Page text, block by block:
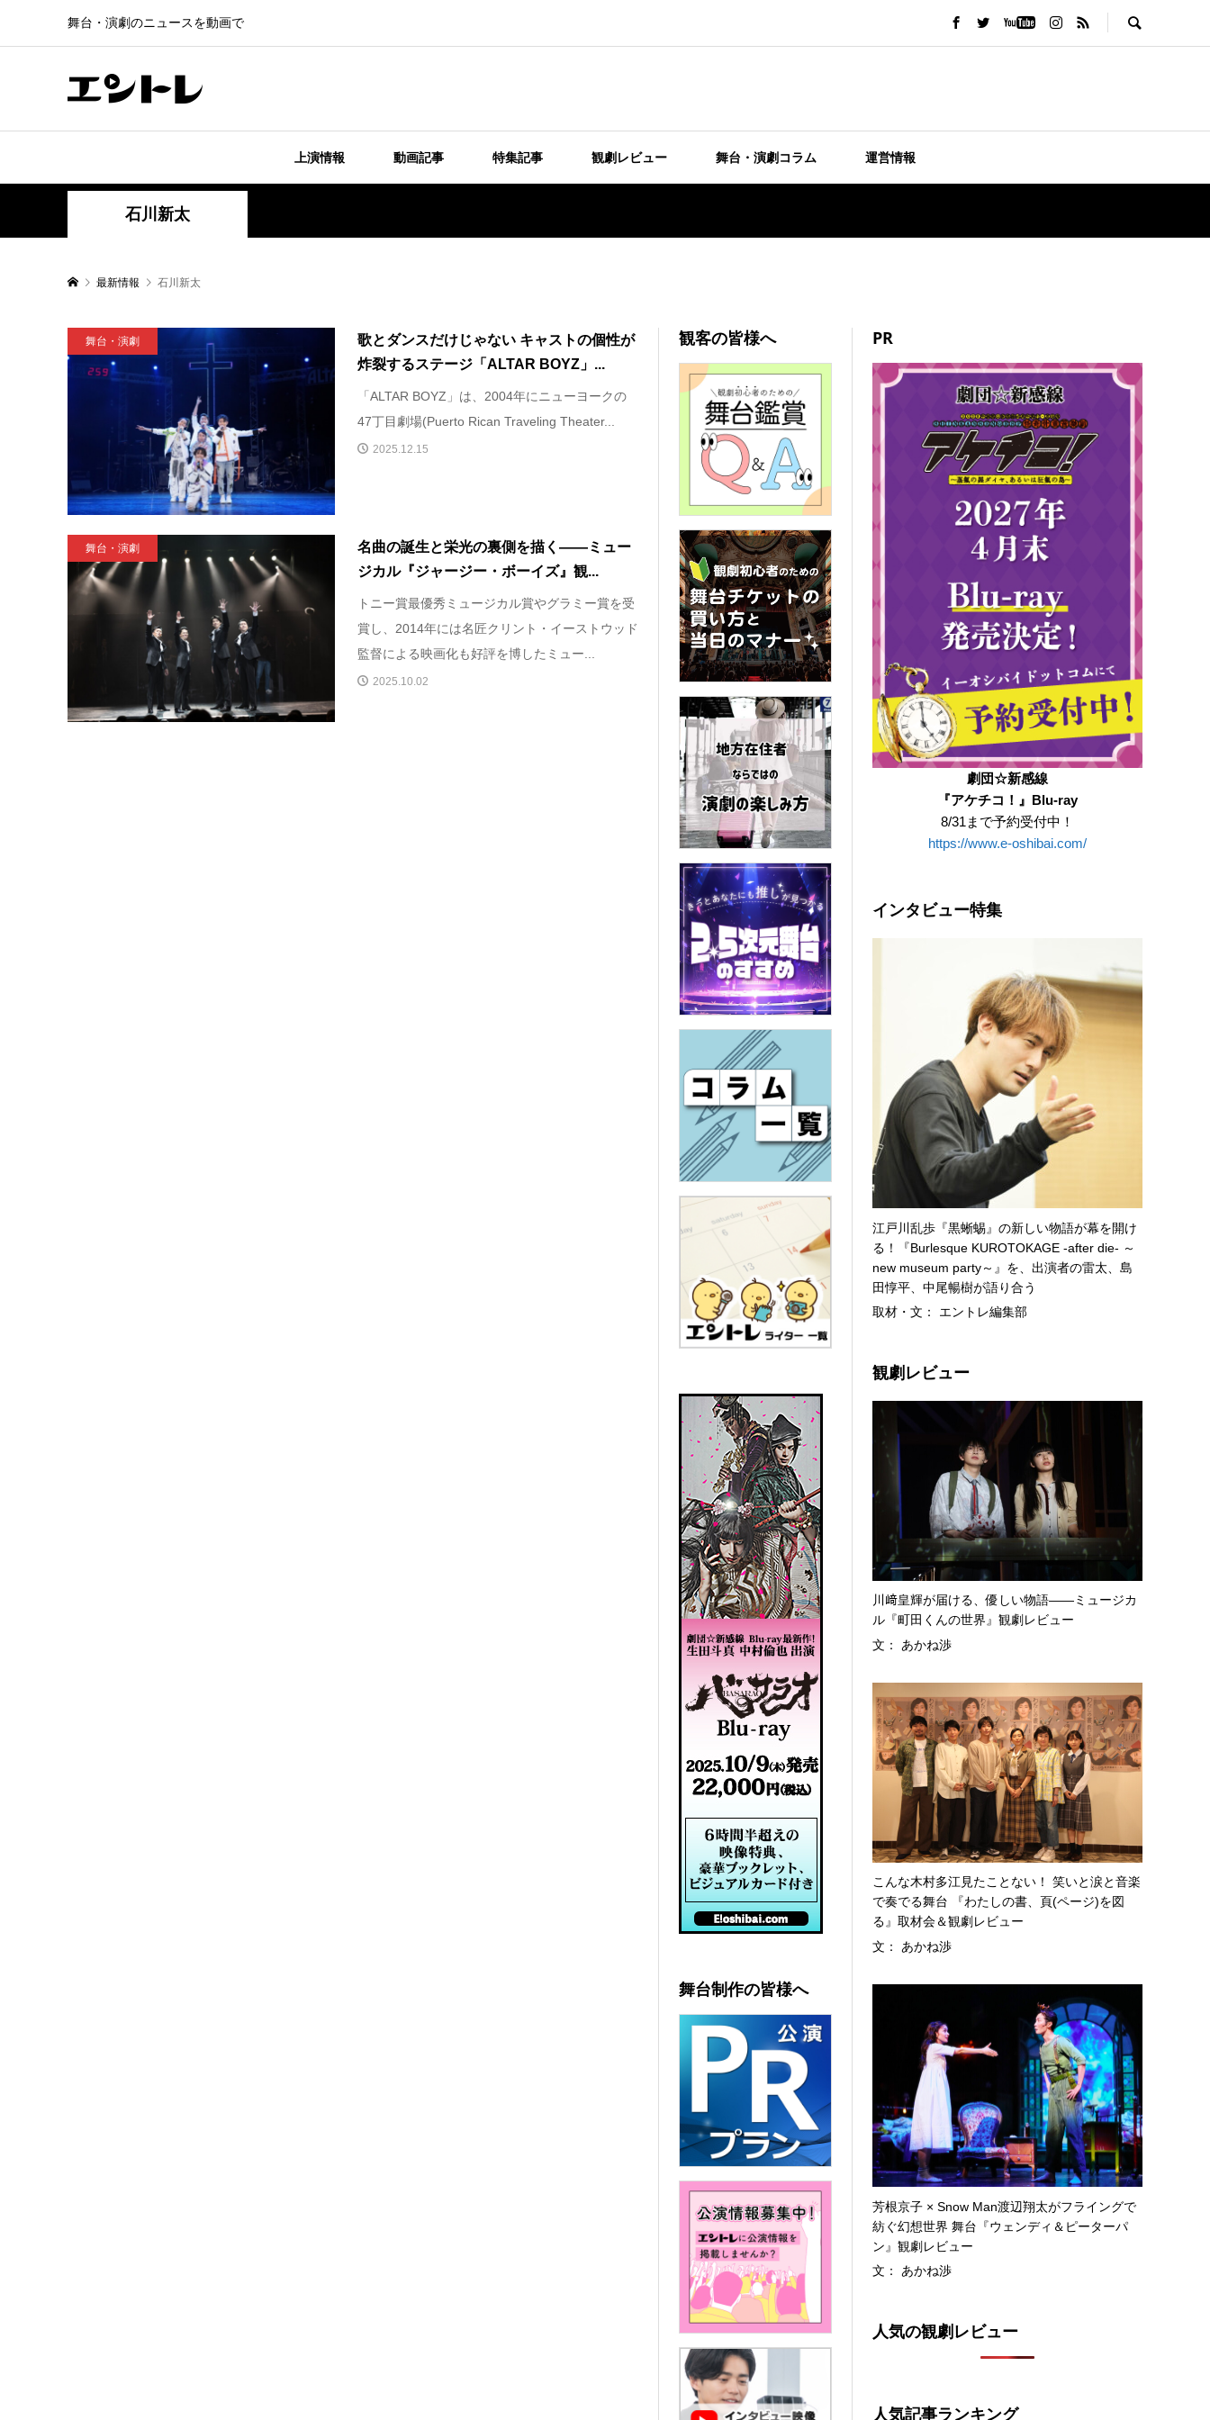
舞台・演劇のニュースを動画で
上演情報 動画記事 特集記事 観劇レビュー 舞台・演劇コラム 運営情報
石川新太
最新情報 石川新太
舞台・演劇
歌とダンスだけじゃない キャストの個性が
炸裂するステージ「ALTAR BOYZ」...
「ALTAR BOYZ」は、2004年にニューヨークの
47丁目劇場(Puerto Rican Traveling Theater...
2025.12.15
舞台・演劇
名曲の誕生と栄光の裏側を描く――ミュー
ジカル『ジャージー・ボーイズ』観...
トニー賞最優秀ミュージカル賞やグラミー賞を受
賞し、2014年には名匠クリント・イーストウッド
監督による映画化も好評を博したミュー...
2025.10.02
PR
劇団☆新感線
『アケチコ！』Blu-ray
8/31まで予約受付中！
https://www.e-oshibai.com/
インタビュー特集
江戸川乱歩『黒蜥蜴』の新しい物語が幕を開け
る！『Burlesque KUROTOKAGE -after die- ～
new museum party～』を、出演者の雷太、島
田惇平、中尾暢樹が語り合う
取材・文： エントレ編集部
観劇レビュー
川﨑皇輝が届ける、優しい物語――ミュージカ
ル『町田くんの世界』観劇レビュー
文： あかね渉
こんな木村多江見たことない！ 笑いと涙と音楽
で奏でる舞台 『わたしの書、頁(ページ)を図
る』取材会＆観劇レビュー
文： あかね渉
芳根京子 × Snow Man渡辺翔太がフライングで
紡ぐ幻想世界 舞台『ウェンディ＆ピーターパ
ン』観劇レビュー
文： あかね渉
人気の観劇レビュー
人気記事ランキング
観客の皆様へ
舞台制作の皆様へ